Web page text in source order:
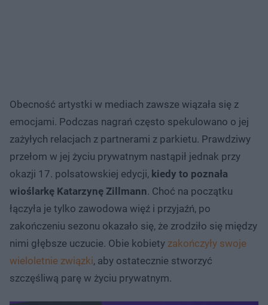
Obecność artystki w mediach zawsze wiązała się z
emocjami. Podczas nagrań często spekulowano o jej
zażyłych relacjach z partnerami z parkietu. Prawdziwy
przełom w jej życiu prywatnym nastąpił jednak przy
okazji 17. polsatowskiej edycji, kiedy to poznała
wioślarkę Katarzynę Zillmann. Choć na początku
łączyła je tylko zawodowa więź i przyjaźń, po
zakończeniu sezonu okazało się, że zrodziło się między
nimi głębsze uczucie. Obie kobiety zakończyły swoje
wieloletnie związki, aby ostatecznie stworzyć
szczęśliwą parę w życiu prywatnym.